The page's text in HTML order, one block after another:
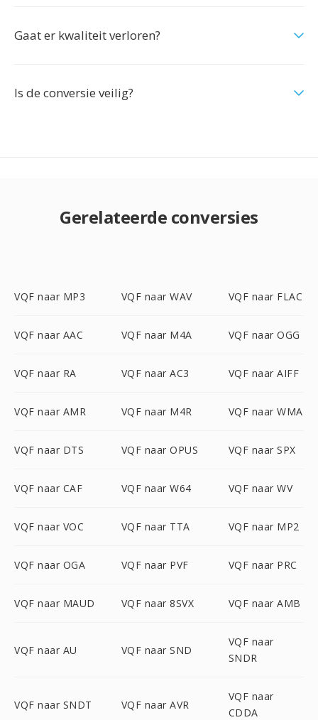
Gaat er kwaliteit verloren?
Is de conversie veilig?
Gerelateerde conversies
VQF naar MP3 VQF naar WAV VQF naar FLAC
VQF naar AAC VQF naar M4A VQF naar OGG
VQF naar RA VQF naar AC3 VQF naar AIFF
VQF naar AMR VQF naar M4R VQF naar WMA
VQF naar DTS VQF naar OPUS VQF naar SPX
VQF naar CAF VQF naar W64 VQF naar WV
VQF naar VOC VQF naar TTA VQF naar MP2
VQF naar OGA VQF naar PVF VQF naar PRC
VQF naar MAUD VQF naar 8SVX VQF naar AMB
VQF naar AU VQF naar SND
VQF naar
SNDR
VQF naar SNDT VQF naar AVR
VQF naar
CDDA